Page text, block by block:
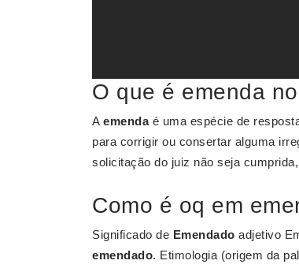
O que é emenda
A emendaé uma espécie de
para corrigir ou consertar alguma
solicitação do juiz não seja
Como é oq em
Significado de Emendado adjetivo
emendado. Etimologia (origem da